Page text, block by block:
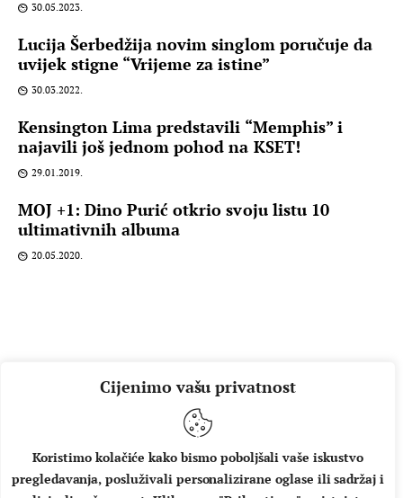
Cijenimo vašu privatnost
Koristimo kolačiće kako bismo poboljšali vaše iskustvo
pregledavanja, posluživali personalizirane oglase ili sadržaj i
30.05.2023.
Lucija Šerbedžija novim singlom poručuje da
uvijek stigne “Vrijeme za istine”
30.03.2022.
Kensington Lima predstavili “Memphis” i
najavili još jednom pohod na KSET!
29.01.2019.
MOJ +1: Dino Purić otkrio svoju listu 10
ultimativnih albuma
20.05.2020.
O NAMA IMPRESSUM UVJETI KORIŠTENJA